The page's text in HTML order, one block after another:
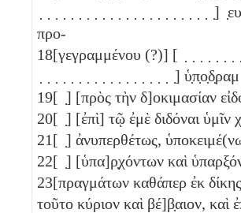
̣] ̣ευ̣ς,
προ-
18[γεγραμμένου (?)] [
̣] ὑ̣π̣ο̣δ̣ραμ
19[ ̣] [πρὸς τὴν δ]οκιμασίαν
20[ ̣] [ἐπὶ] τῷ ἐμὲ διδόναι ὑμῖν
21[ ̣] ἀνυπερθέτως,
22[ ̣] [ὑπα]ρ̣χόντων καὶ
23[πραγμάτων καθάπερ ἐκ
τοῦτο κύριον καὶ βέ]β̣αιον, καὶ